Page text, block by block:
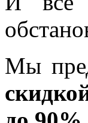
Мы